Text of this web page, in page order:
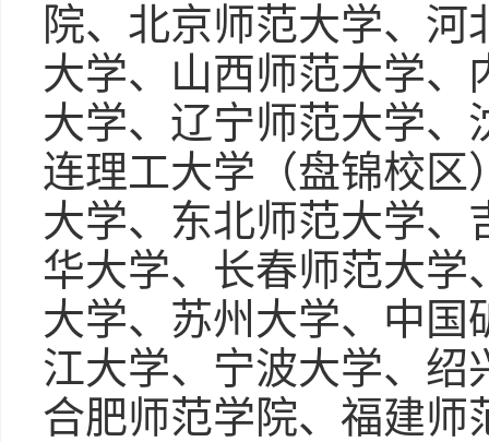
院、北京师范大学、
大学、山西师范大学、
大学、辽宁师范大学、
连理工大学（盘锦校区
大学、东北师范大学、
华大学、长春师范大学
大学、苏州大学、中国
江大学、宁波大学、绍
合肥师范学院、福建师